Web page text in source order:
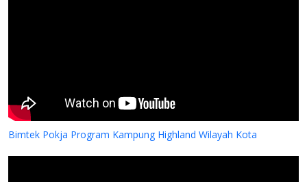
Bimtek Pokja Program Kampung Highland Wilayah Kota